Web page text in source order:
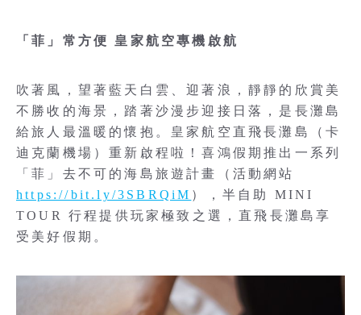
「菲」常方便 皇家航空專機啟航
吹著風，望著藍天白雲、迎著浪，靜靜的欣賞美
不勝收的海景，踏著沙漫步迎接日落，是長灘島
給旅人最溫暖的懷抱。皇家航空直飛長灘島（卡
迪克蘭機場）重新啟程啦！喜鴻假期推出一系列
「菲」去不可的海島旅遊計畫（活動網站
https://bit.ly/3SBRQiM ），半自助 MINI
TOUR 行程提供玩家極致之選，直飛長灘島享
受美好假期。